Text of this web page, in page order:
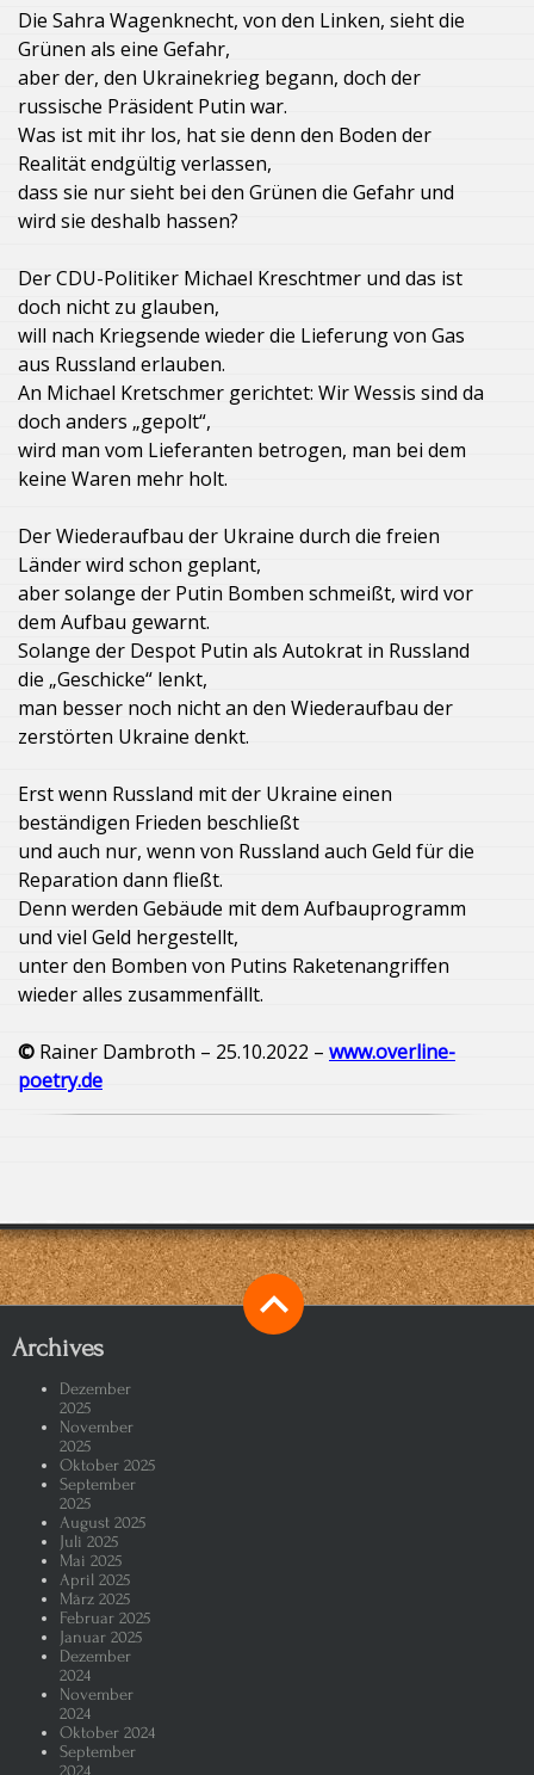
Die Sahra Wagenknecht, von den Linken, sieht die
Grünen als eine Gefahr,
aber der, den Ukrainekrieg begann, doch der
russische Präsident Putin war.
Was ist mit ihr los, hat sie denn den Boden der
Realität endgültig verlassen,
dass sie nur sieht bei den Grünen die Gefahr und
wird sie deshalb hassen?
Der CDU-Politiker Michael Kreschtmer und das ist
doch nicht zu glauben,
will nach Kriegsende wieder die Lieferung von Gas
aus Russland erlauben.
An Michael Kretschmer gerichtet: Wir Wessis sind da
doch anders „gepolt“,
wird man vom Lieferanten betrogen, man bei dem
keine Waren mehr holt.
Der Wiederaufbau der Ukraine durch die freien
Länder wird schon geplant,
aber solange der Putin Bomben schmeißt, wird vor
dem Aufbau gewarnt.
Solange der Despot Putin als Autokrat in Russland
die „Geschicke“ lenkt,
man besser noch nicht an den Wiederaufbau der
zerstörten Ukraine denkt.
Erst wenn Russland mit der Ukraine einen
beständigen Frieden beschließt
und auch nur, wenn von Russland auch Geld für die
Reparation dann fließt.
Denn werden Gebäude mit dem Aufbauprogramm
und viel Geld hergestellt,
unter den Bomben von Putins Raketenangriffen
wieder alles zusammenfällt.
© Rainer Dambroth – 25.10.2022 – www.overline-
poetry.de
Archives
Dezember
2025
November
2025
Oktober 2025
September
2025
August 2025
Juli 2025
Mai 2025
April 2025
März 2025
Februar 2025
Januar 2025
Dezember
2024
November
2024
Oktober 2024
September
2024